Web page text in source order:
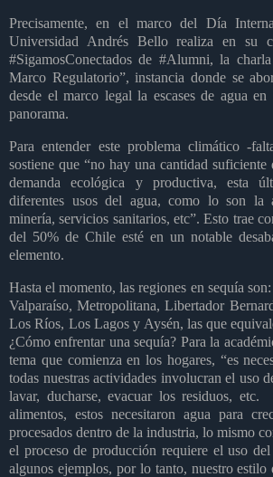
Precisamente, en el marco del Día
Universidad Andrés Bello realiza en su
#SigamosConectados de #Alumni, la charla
Marco Regulatorio”,instancia donde se
desde el marco legal la escases de agua
panorama.
Para entender este problema climático -
sostiene que “no hay una cantidad suficiente
demanda ecológica y productiva, esta
diferentes usos del agua, como lo son la
minería, servicios sanitarios, etc”. Esto trae
del 50% de Chile esté en un notable
elemento.
Hasta el momento, las regiones en sequía
Valparaíso, Metropolitana, Libertador
Los Ríos, Los Lagos y Aysén, las que
¿Cómo enfrentar una sequía? Para la
tema que comienza en los hogares, “es
todas nuestras actividades involucran el uso
lavar, ducharse, evacuar los residuos, etc.
alimentos, estos necesitaron agua para
procesados dentro de la industria, lo mismo
el proceso de producción requiere el uso
algunos ejemplos, por lo tanto, nuestro